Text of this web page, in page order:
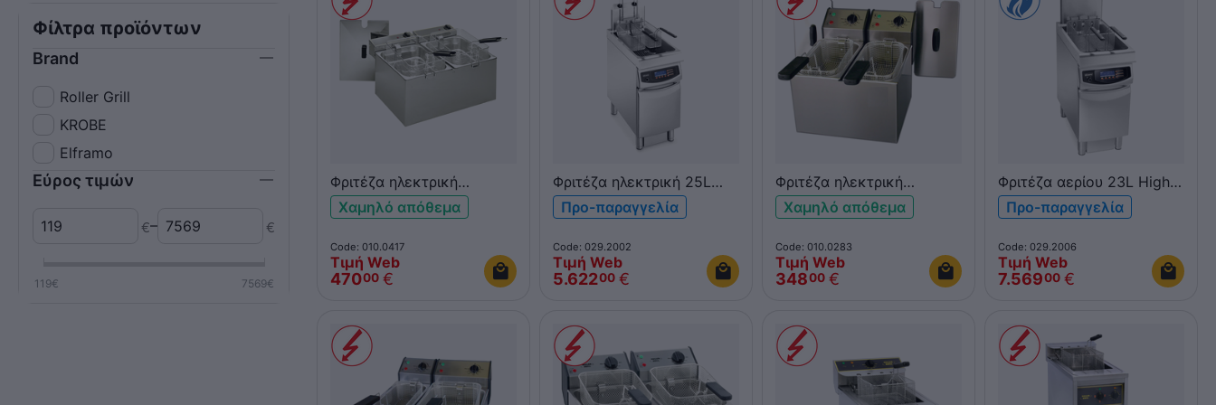
Φριτέζα ηλεκτρική
επιτραπέζια 2x5L ROLLER
GRILL RF5DS
Χαμηλό απόθεμα
Code: 010.0417
Τιμή Web
47000 €
Φριτέζα ηλεκτρική 25L
High Efficiency Elframo
EFU 25 900mm
Προ-παραγγελία
Code: 029.2002
Τιμή Web
5.62200 €
Φριτέζα ηλεκτρική
επιτραπέζια 2x5L ROLLER
GRILL FD50D
Χαμηλό απόθεμα
Code: 010.0283
Τιμή Web
34800 €
Φριτέζα αερίου 23L High
Efficiency Elframo GFU 25
900mm
Προ-παραγγελία
Code: 029.2006
Τιμή Web
7.56900 €
Φίλτρα προϊόντων
Brand
Roller Grill
KROBE
Elframo
Εύρος τιμών
€– €
119€ 7569€